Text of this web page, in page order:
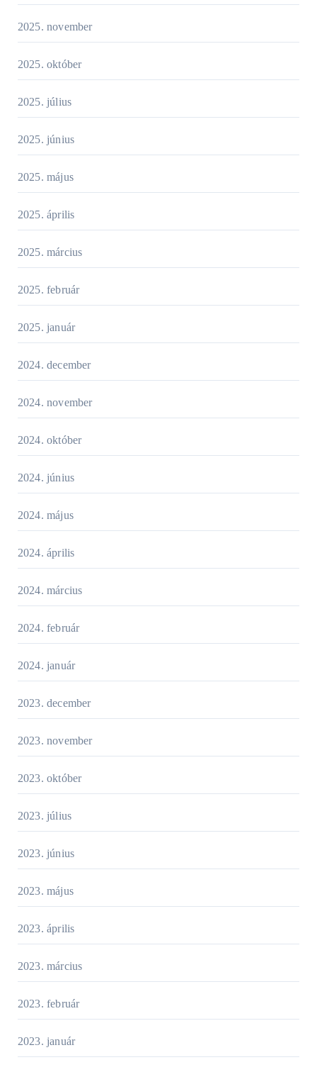
2025. november
2025. október
2025. július
2025. június
2025. május
2025. április
2025. március
2025. február
2025. január
2024. december
2024. november
2024. október
2024. június
2024. május
2024. április
2024. március
2024. február
2024. január
2023. december
2023. november
2023. október
2023. július
2023. június
2023. május
2023. április
2023. március
2023. február
2023. január